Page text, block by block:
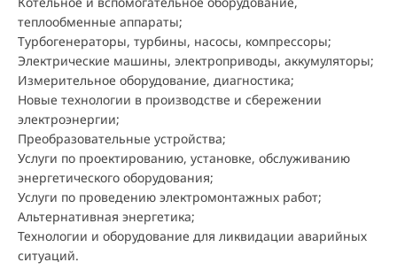
теплообменные аппараты;
Турбогенераторы, турбины, насосы, компрессоры;
Электрические машины, электроприводы, аккумуляторы;
Измерительное оборудование, диагностика;
Новые технологии в производстве и сбережении
электроэнергии;
Преобразовательные устройства;
Услуги по проектированию, установке, обслуживанию
энергетического оборудования;
Услуги по проведению электромонтажных работ;
Альтернативная энергетика;
Технологии и оборудование для ликвидации аварийных
ситуаций.